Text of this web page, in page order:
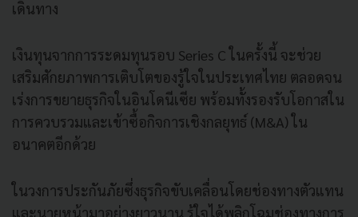
เดินทาง
เงินทุนจากการระดมทุนรอบ Series C ในครั้งนี้ จะช่วย
เสริมศักยภาพการเติบโตของรู้ใจในประเทศไทย ตลอดจน
เร่งการขยายธุรกิจในอินโดนีเซีย พร้อมทั้งรองรับโอกาสใน
การควบรวมและเข้าซื้อกิจการเชิงกลยุทธ์ (M&A) ใน
อนาคตอีกด้วย
ในวงการประกันภัยซึ่งธุรกิจขับเคลื่อนโดยช่องทางตัวแทน
และนายหน้ามาอย่างยาวนาน รู้ใจได้พลิกโฉมช่องทางการ